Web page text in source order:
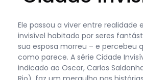
Ele passou a viver entre realidade
invisível habitado por seres
sua esposa morreu – e percebeu
como parece. A série Cidade
indicado ao Oscar, Carlos